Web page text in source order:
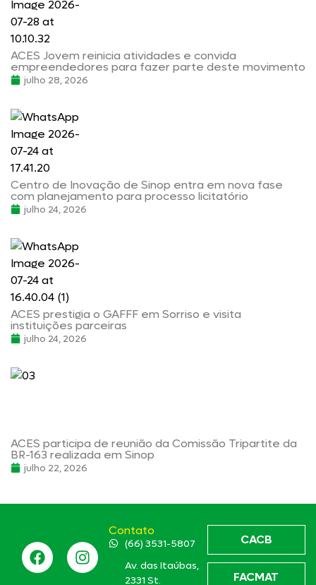
ACES Jovem reinicia atividades e convida
empreendedores para fazer parte deste movimento
julho 28, 2026
Centro de Inovação de Sinop entra em nova fase
com planejamento para processo licitatório
julho 24, 2026
ACES prestigia o GAFFF em Sorriso e visita
instituições parceiras
julho 24, 2026
ACES participa de reunião da Comissão Tripartite da
BR-163 realizada em Sinop
julho 22, 2026
Contato
(66) 3531-5807
Av. das Itaúbas,
2331 St.
CACB
FACMAT